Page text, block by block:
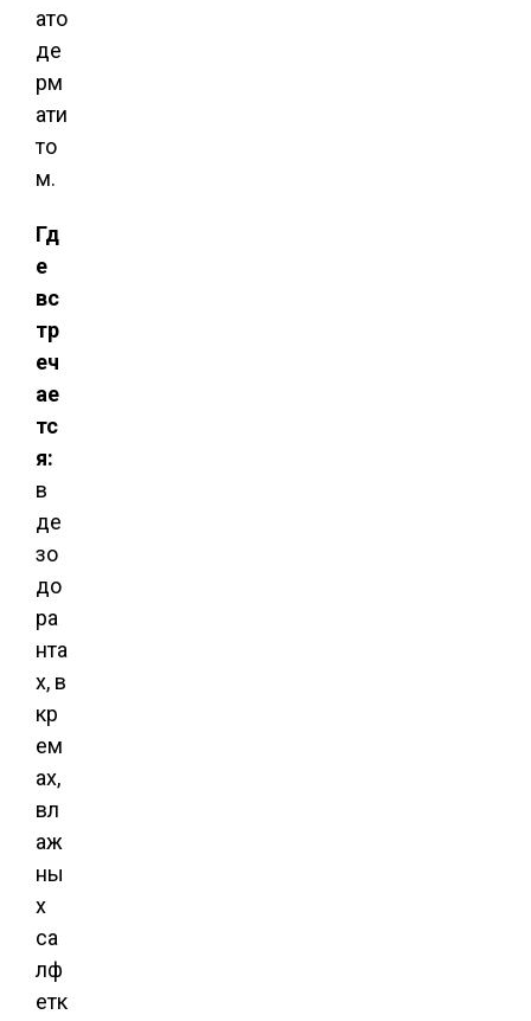
ато
де
рм
ати
то
м.
Гд
е
вс
тр
еч
ае
тс
я:
в
де
зо
до
ра
нта
х, в
кр
ем
ах,
вл
аж
ны
х
са
лф
етк